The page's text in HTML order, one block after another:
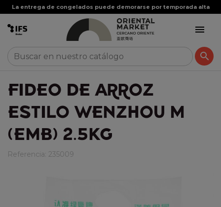
La entrega de congelados puede demorarse por temporada alta


FIDEO DE ARROZ
ESTILO WENZHOU M
(EMB) 2.5KG
Referencia: 235009